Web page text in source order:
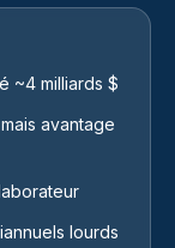
~4 milliards $
avantage
lourds